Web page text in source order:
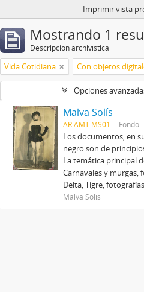
Imprimir vista
Mostrando 1
Descripción archivística
Vida Cotidiana Con objetos
Opciones
Malva Solís
AR AMT MS01 Fondo
Los documentos, en
negro son de
La temática principal
Carnavales y murgas,
Delta, Tigre,
Malva Solís